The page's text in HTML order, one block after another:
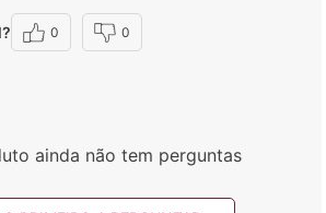
0 0
ainda não tem perguntas